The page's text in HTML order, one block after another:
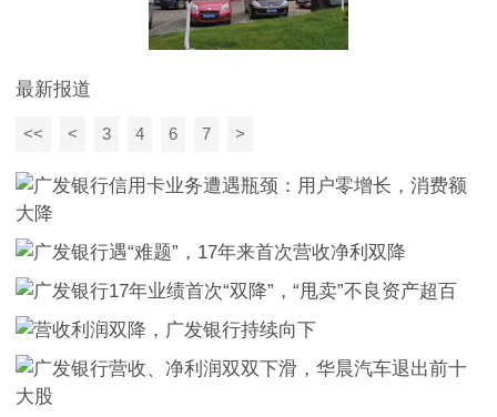
最新报道
<< < 3 4 6 7 >